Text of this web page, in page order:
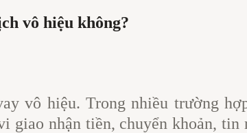
vô hiệu không?
vô hiệu. Trong nhiều trường
nhận tiền, chuyển khoản, tin